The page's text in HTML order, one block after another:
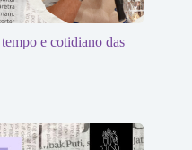
e cotidiano das